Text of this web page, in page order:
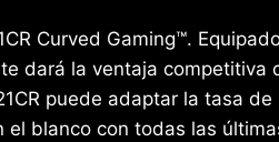
Curved Gaming™.
dará la ventaja
puede adaptar la tasa
blanco con todas las